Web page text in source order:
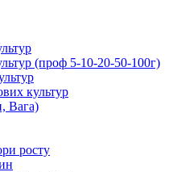
(проф 5-10-20-50-100г)
культур
Вага)
росту